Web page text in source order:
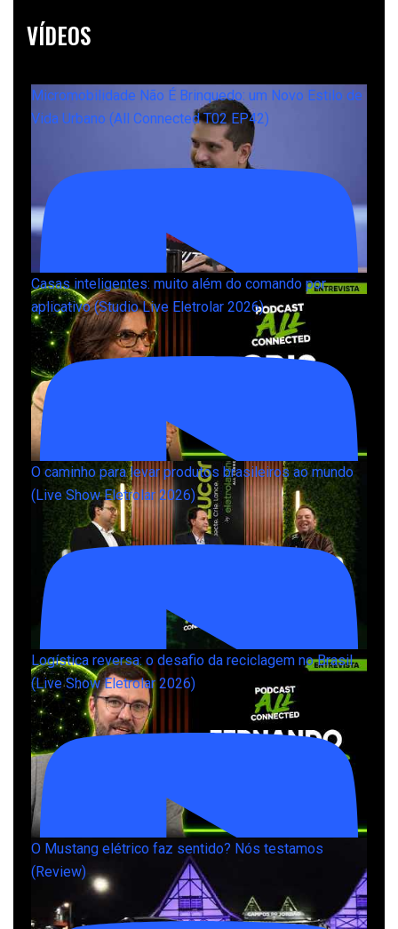
VÍDEOS
Micromobilidade Não É Brinquedo: um Novo Estilo de
Vida Urbano (All Connected T02 EP42)
Casas inteligentes: muito além do comando por
aplicativo (Studio Live Eletrolar 2026)
O caminho para levar produtos brasileiros ao mundo
(Live Show Eletrolar 2026)
Logística reversa: o desafio da reciclagem no Brasil
(Live Show Eletrolar 2026)
O Mustang elétrico faz sentido? Nós testamos
(Review)